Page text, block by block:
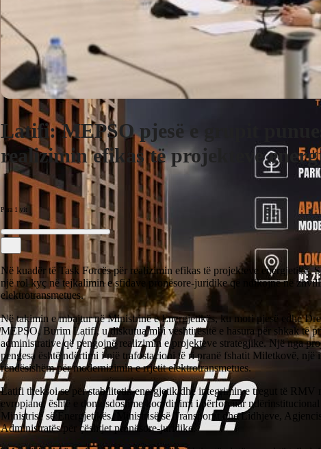
Latifi: MEPSO pjesë e grupit
realizimin efikas të projekteve
Para 1 vit
Në kuadër të Task Forcës për realizimin efikas të projekteve energjetike,
një rol kyç në tejkalimin e sfidave pronësore-juridike që ndikojnë në
elektrotransmetues.
Në takimin e mbajtur në Ministrinë e Energjetikës, ku mori pjesë edhe
MEPSO, Burim Latifi, u diskutua mbi vështirësitë e hasura për shkak të
administrative që pengojnë realizimin e projekteve strategjike. Një nga
pengesa është ndërtimi i një trafostacioni të ri pranë fshatit Miletkovë, një
rëndësishëm për modernizimin e rrjetit elektrotransmetues.
Latifi theksoi se për stabilitetin energjetik dhe integrimin e tregut të RMV
evropiane, është e domosdoshme koordinimi i përforcuar
Ministrisë së Energjetikës, Ministrisë së Transportit dhe Lidhjeve,
Administratës për çështjet pronësore-juridike.